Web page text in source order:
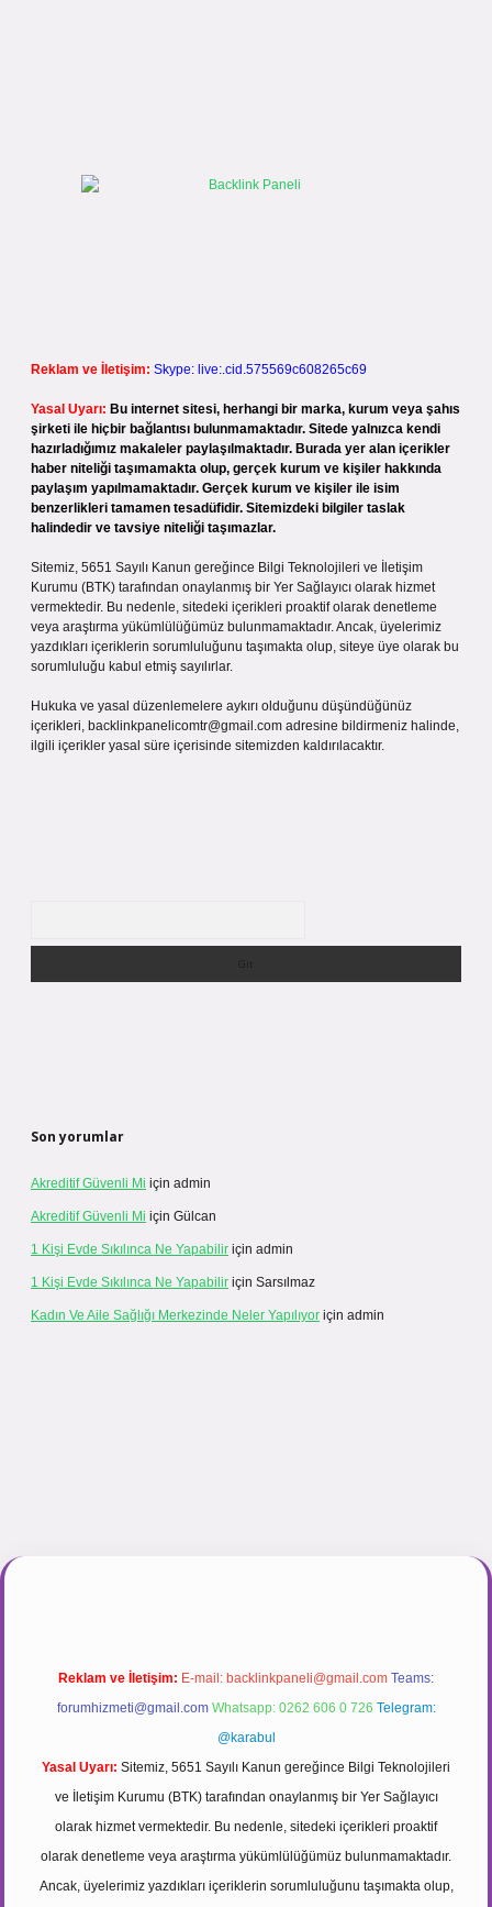
Reklam ve İletişim: Skype: live:.cid.575569c608265c69
Yasal Uyarı: Bu internet sitesi, herhangi bir marka, kurum veya şahıs
şirketi ile hiçbir bağlantısı bulunmamaktadır. Sitede yalnızca kendi
hazırladığımız makaleler paylaşılmaktadır. Burada yer alan içerikler
haber niteliği taşımamakta olup, gerçek kurum ve kişiler hakkında
paylaşım yapılmamaktadır. Gerçek kurum ve kişiler ile isim
benzerlikleri tamamen tesadüfidir. Sitemizdeki bilgiler taslak
halindedir ve tavsiye niteliği taşımazlar.
Sitemiz, 5651 Sayılı Kanun gereğince Bilgi Teknolojileri ve İletişim
Kurumu (BTK) tarafından onaylanmış bir Yer Sağlayıcı olarak hizmet
vermektedir. Bu nedenle, sitedeki içerikleri proaktif olarak denetleme
veya araştırma yükümlülüğümüz bulunmamaktadır. Ancak, üyelerimiz
yazdıkları içeriklerin sorumluluğunu taşımakta olup, siteye üye olarak bu
sorumluluğu kabul etmiş sayılırlar.
Hukuka ve yasal düzenlemelere aykırı olduğunu düşündüğünüz
içerikleri, backlinkpanelicomtr@gmail.com adresine bildirmeniz halinde,
ilgili içerikler yasal süre içerisinde sitemizden kaldırılacaktır.
Son yorumlar
Akreditif Güvenli Mi için admin
Akreditif Güvenli Mi için Gülcan
1 Kişi Evde Sıkılınca Ne Yapabilir için admin
1 Kişi Evde Sıkılınca Ne Yapabilir için Sarsılmaz
Kadın Ve Aile Sağlığı Merkezinde Neler Yapılıyor için admin
Reklam ve İletişim: E-mail: backlinkpaneli@gmail.com Teams:
forumhizmeti@gmail.com Whatsapp: 0262 606 0 726 Telegram:
@karabul
Yasal Uyarı: Sitemiz, 5651 Sayılı Kanun gereğince Bilgi Teknolojileri
ve İletişim Kurumu (BTK) tarafından onaylanmış bir Yer Sağlayıcı
olarak hizmet vermektedir. Bu nedenle, sitedeki içerikleri proaktif
olarak denetleme veya araştırma yükümlülüğümüz bulunmamaktadır.
Ancak, üyelerimiz yazdıkları içeriklerin sorumluluğunu taşımakta olup,